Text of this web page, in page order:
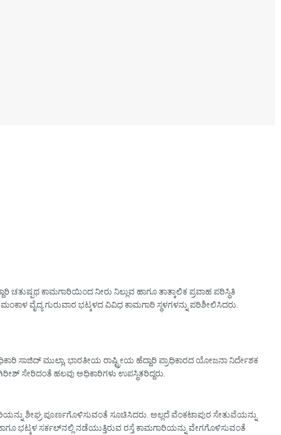
ಚತುಷ್ಪಥ ಕಾಮಗಾರಿಯಿಂದ ನೀರು ನಿಲ್ಲುವ ಹಾಗೂ ತಾತ್ಕಾಲಿಕ ಪ್ರವಾಹ ಪರಿಸ್ಥಿತಿ
ವೈದ್ಯ ಗುರುವಾರ ಭಟ್ಕಳದ ವಿವಿಧ ಕಾಮಗಾರಿ ಸ್ಥಳಗಳನ್ನು ಪರಿಶೀಲಿಸಿದರು.
ಸಾಜಿದ್ ಮುಲ್ಲಾ, ಭಾರತೀಯ ರಾಷ್ಟ್ರೀಯ ಹೆದ್ದಾರಿ ಪ್ರಾಧಿಕಾರದ ಯೋಜನಾ ನಿರ್ದೇಶಕ
ಸೇರಿದಂತೆ ಹಲವು ಅಧಿಕಾರಿಗಳು ಉಪಸ್ಥಿತರಿದ್ದರು.
ಶೀಘ್ರ ಪೂರ್ಣಗೊಳಿಸುವಂತೆ ಸೂಚಿಸಿದರು. ಅಲ್ಲದೆ ವೆಂಕಟಾಪುರ ಸೇತುವೆಯನ್ನು
ಭಟ್ಕಳ ಸರ್ಕಲ್‌ನಲ್ಲಿ ನಡೆಯುತ್ತಿರುವ ರಸ್ತೆ ಕಾಮಗಾರಿಯನ್ನು ವೇಗಗೊಳಿಸುವಂತೆ